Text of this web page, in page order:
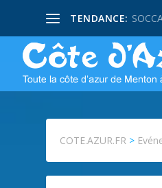
TENDANCE:
COTE.AZUR.FR >